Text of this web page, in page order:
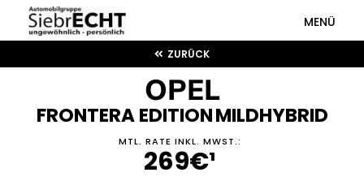
MENÜ
ZURÜCK
OPEL
FRONTERA EDITIONMILDHYBRID
MTL. RATE INKL. MWST.:
269€¹